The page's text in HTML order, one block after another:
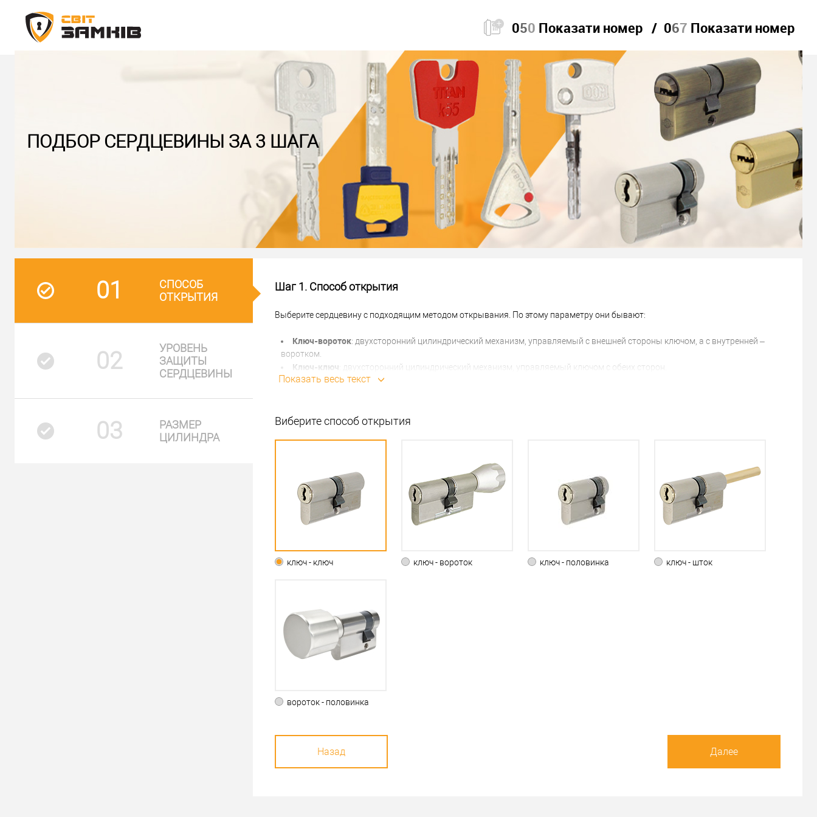
050 Показати номер 067 Показати номер
ПОДБОР СЕРДЦЕВИНЫ ЗА 3 ШАГА
01
СПОСОБ
ОТКРЫТИЯ
02
УРОВЕНЬ
ЗАЩИТЫ
СЕРДЦЕВИНЫ
03
РАЗМЕР
ЦИЛИНДРА
Шаг 1. Способ открытия
Выберите сердцевину с подходящим методом открывания. По этому параметру они бывают:
Ключ-вороток: двухсторонний цилиндрический механизм, управляемый с внешней стороны ключом, а с внутренней –
воротком.
Ключ-ключ : двухсторонний цилиндрический механизм, управляемый ключом с обеих сторон.
Ключ-половина: цилиндрический односторонний механизм, управление которого осуществляется ключом только с
который закрепляется вороток.
Показать весь текст
Виберите способ открытия
ключ - ключ ключ - вороток ключ - половинка ключ - шток
вороток - половинка
Назад Далее